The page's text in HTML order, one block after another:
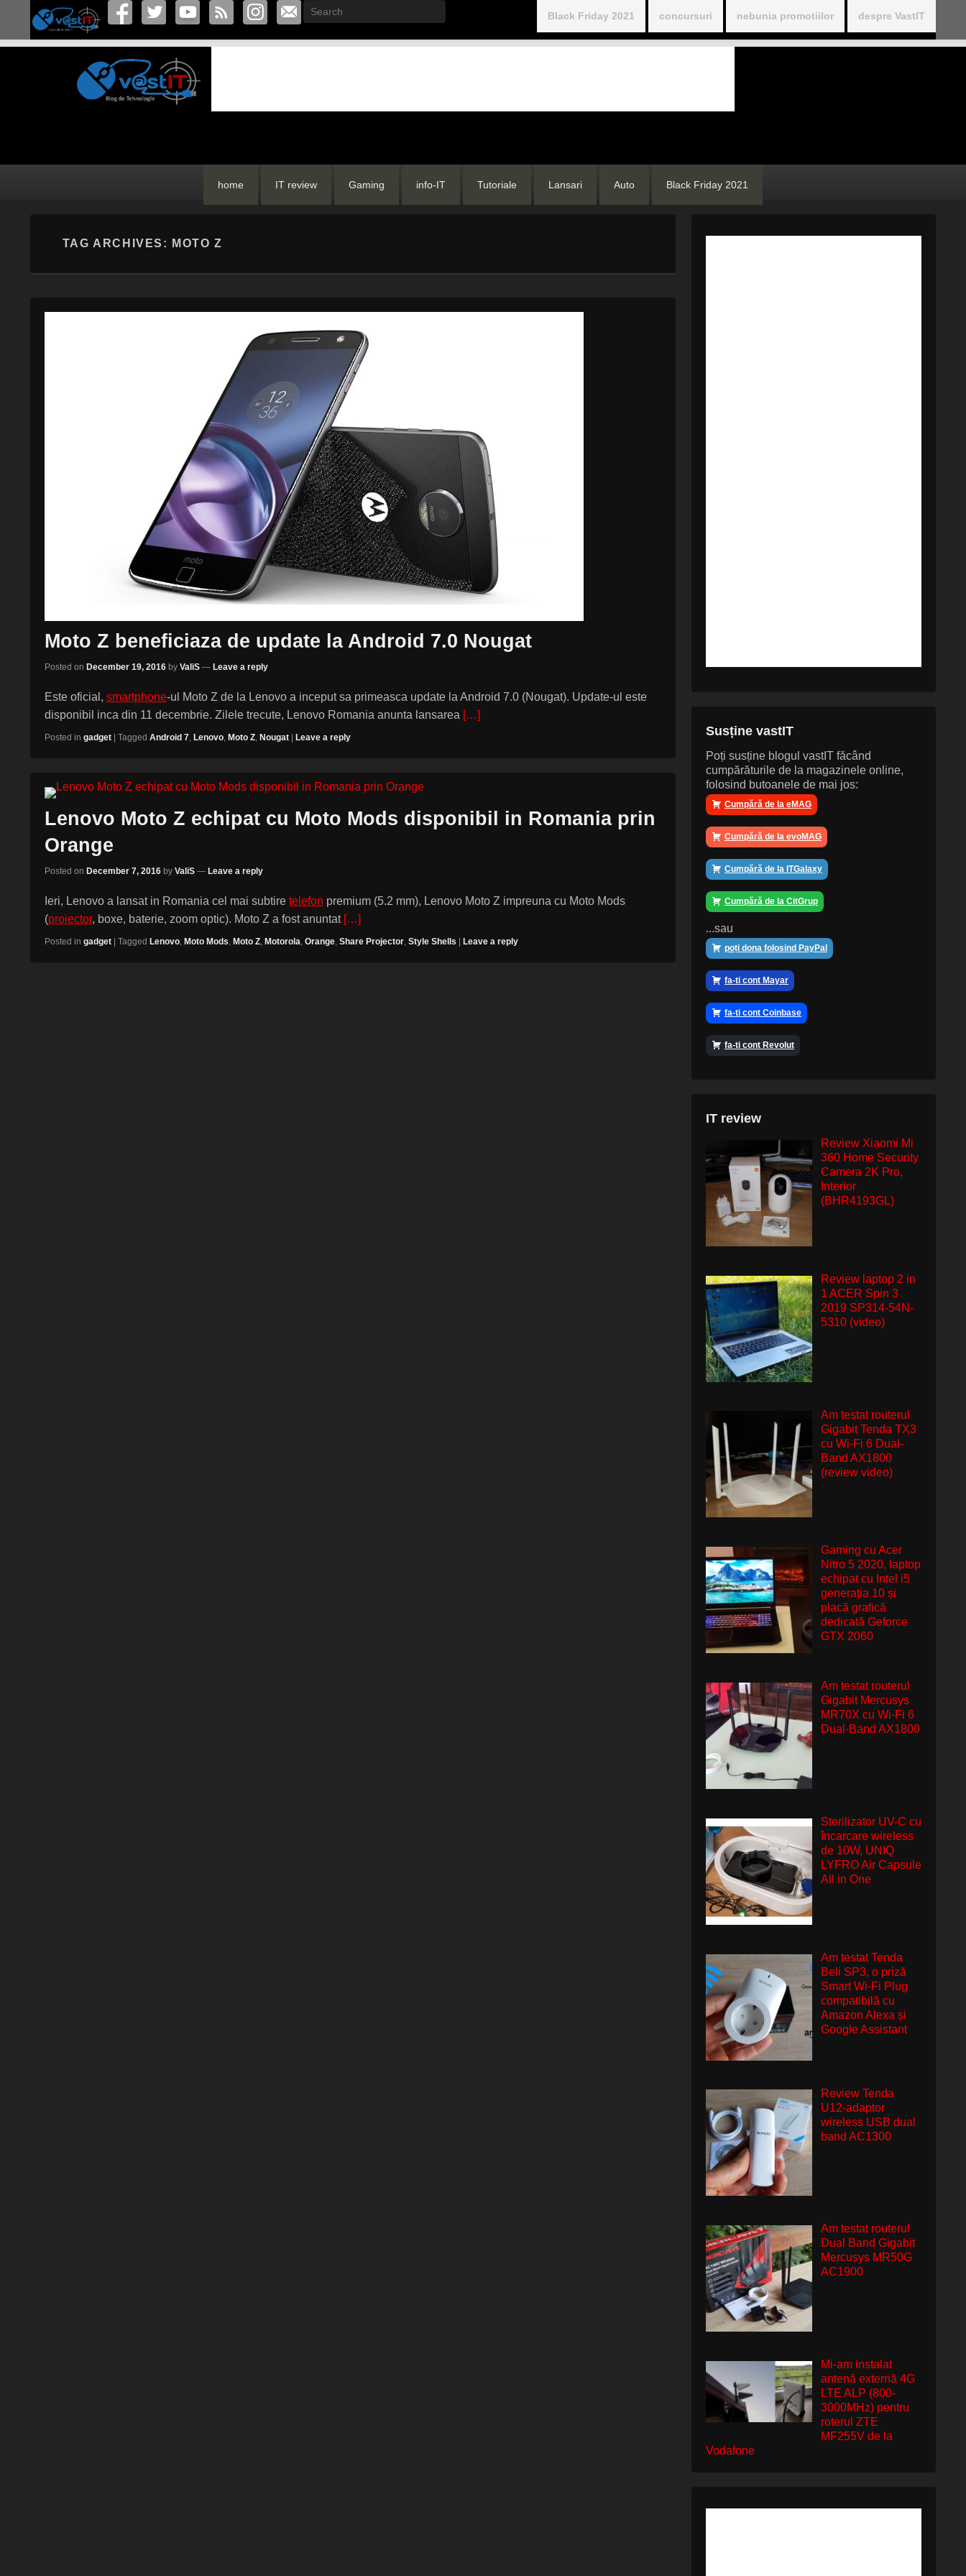
Black Friday 2021 concursuri nebunia promotiilor despre VastIT
Search
vastIT.ro
Blog de Tehnologie
home IT review Gaming info-IT Tutoriale Lansari Auto Black Friday 2021
TAG ARCHIVES: MOTO Z
Moto Z beneficiaza de update la Android 7.0 Nougat
Posted on December 19, 2016 by ValiS — Leave a reply
Este oficial, smartphone-ul Moto Z de la Lenovo a inceput sa primeasca update la Android 7.0 (Nougat). Update-ul este
disponibil inca din 11 decembrie. Zilele trecute, Lenovo Romania anunta lansarea […]
Posted in gadget Tagged Android 7, Lenovo, Moto Z, Nougat Leave a reply
Lenovo Moto Z echipat cu Moto Mods disponibil in Romania prin
Orange
Posted on December 7, 2016 by ValiS — Leave a reply
Ieri, Lenovo a lansat in Romania cel mai subtire telefon premium (5.2 mm), Lenovo Moto Z impreuna cu Moto Mods
(proiector, boxe, baterie, zoom optic). Moto Z a fost anuntat […]
Posted in gadget Tagged Lenovo, Moto Mods, Moto Z, Motorola, Orange, Share Projector, Style Shells Leave a reply
Susține vastIT
Poți susține blogul vastIT făcând
cumpărăturile de la magazinele online,
folosind butoanele de mai jos:
Cumpără de la eMAG
Cumpără de la evoMAG
Cumpără de la ITGalaxy
Cumpără de la CitGrup
...sau
poți dona folosind PayPal
fa-ti cont Mayar
fa-ti cont Coinbase
fa-ti cont Revolut
IT review
Review Xiaomi Mi
360 Home Security
Camera 2K Pro,
Interior
(BHR4193GL)
Review laptop 2 in
1 ACER Spin 3
2019 SP314-54N-
5310 (video)
Am testat routerul
Gigabit Tenda TX3
cu Wi-Fi 6 Dual-
Band AX1800
(review video)
Gaming cu Acer
Nitro 5 2020, laptop
echipat cu Intel i5
generația 10 și
placă grafică
dedicată Geforce
GTX 2060
Am testat routerul
Gigabit Mercusys
MR70X cu Wi-Fi 6
Dual-Band AX1800
Sterilizator UV-C cu
încarcare wireless
de 10W, UNIQ
LYFRO Air Capsule
All in One
Am testat Tenda
Beli SP3, o priză
Smart Wi-Fi Plug
compatibilă cu
Amazon Alexa și
Google Assistant
Review Tenda
U12-adaptor
wireless USB dual
band AC1300
Am testat routerul
Dual Band Gigabit
Mercusys MR50G
AC1900
Mi-am instalat
antenă externă 4G
LTE ALP (800-
3000MHz) pentru
roterul ZTE
MF255V de la
Vodafone